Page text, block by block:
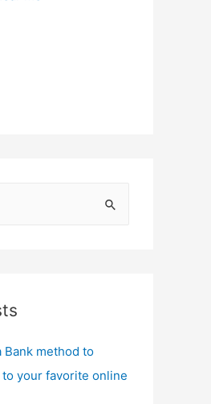
Bank method to
your favorite online